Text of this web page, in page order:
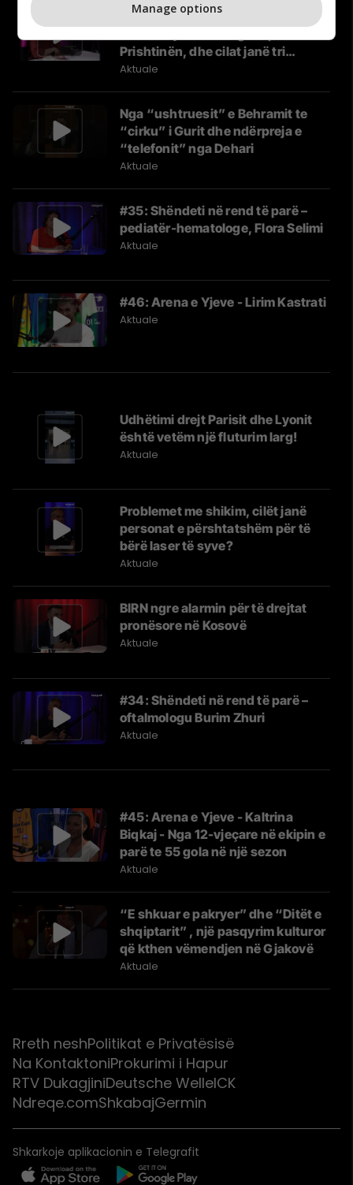
Kush është Besa Shahini,
Prishtinën, dhe cilat janë tri
synimet e saj?
Aktuale
Nga “ushtruesit” e Behramit te
“cirku” i Gurit dhe ndërpreja e
“telefonit” nga Dehari
Aktuale
#35: Shëndeti në rend të parë –
pediatër-hematologe, Flora Selimi
Aktuale
#46: Arena e Yjeve - Lirim Kastrati
Aktuale
Udhëtimi drejt Parisit dhe Lyonit
është vetëm një fluturim larg!
Aktuale
Problemet me shikim, cilët janë
personat e përshtatshëm për të
bërë laser të syve?
Aktuale
BIRN ngre alarmin për të drejtat
pronësore në Kosovë
Aktuale
#34: Shëndeti në rend të parë –
oftalmologu Burim Zhuri
Aktuale
#45: Arena e Yjeve - Kaltrina
Biqkaj - Nga 12-vjeçare në ekipin e
parë te 55 gola në një sezon
Aktuale
“E shkuar e pakryer” dhe “Ditët e
shqiptarit” , një pasqyrim kulturor
që kthen vëmendjen në Gjakovë
Aktuale
Rreth neshPolitikat e Privatësisë
Na KontaktoniProkurimi i Hapur
RTV DukagjiniDeutsche WelleICK
Ndreqe.comShkabajGermin
Shkarkoje aplikacionin e Telegrafit
Manage options